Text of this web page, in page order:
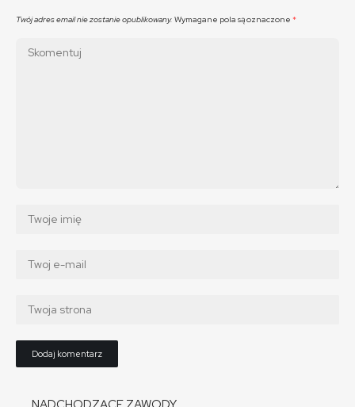
Twój adres email nie zostanie opublikowany. Wymagane pola są oznaczone *